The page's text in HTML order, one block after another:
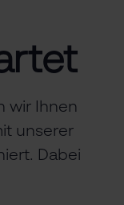
wir Ihnen
unserer
Dabei